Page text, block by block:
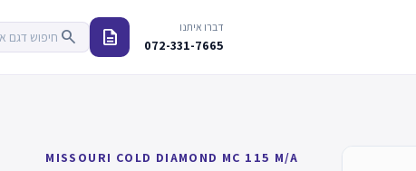
דברו איתנו
072-331-7665
description
search
MISSOURI COLD DIAMOND MC 115 M/A